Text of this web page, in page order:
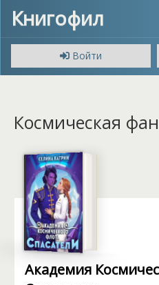
Книгофил
Войти
Космическая
Академия